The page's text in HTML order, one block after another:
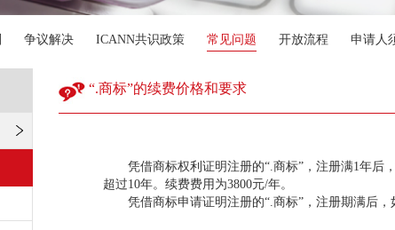
争议解决 ICANN共识政策 常见问题 开放流程 申请人
“.商标”的续费价格和要求
凭借商标权利证明注册的“.商标”，注册满1年后
超过10年。续费费用为3800元/年。
凭借商标申请证明注册的“.商标”，注册期满后，